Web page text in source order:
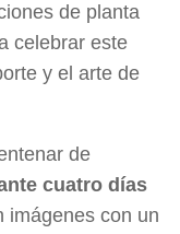
de planta
celebrar este
y el arte de
de
cuatro días
imágenes con un